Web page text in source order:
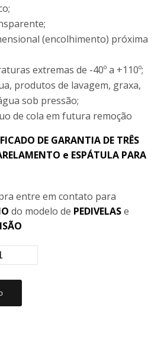
(encolhimento) próxima
extremas de -40º a +110º;
produtos de lavagem, graxa,
sob pressão;
de cola em futura remoção
DE GARANTIA DE TRÊS
e ESPÁTULA PARA
entre em contato para
do modelo de PEDIVELASe